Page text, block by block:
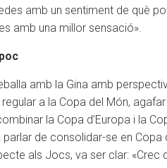
amb un sentiment de què
amb una millor sensació».
amb la Gina amb
regular a la Copa del Món,
la Copa d’Europa i la
de consolidar-se en
als Jocs, va ser clar: «Crec